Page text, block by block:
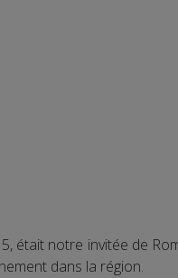
était notre invitée de
dans la région.